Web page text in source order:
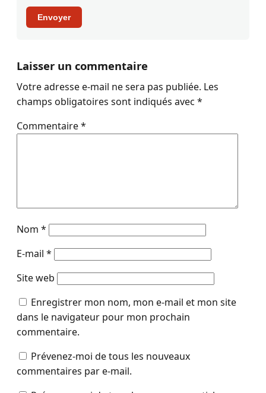
Envoyer
Laisser un commentaire
Votre adresse e-mail ne sera pas publiée. Les
champs obligatoires sont indiqués avec *
Commentaire*
Nom *
E-mail *
Site web
Enregistrer mon nom, mon e-mail et mon site
dans le navigateur pour mon prochain
commentaire.
Prévenez-moi de tous les nouveaux
commentaires par e-mail.